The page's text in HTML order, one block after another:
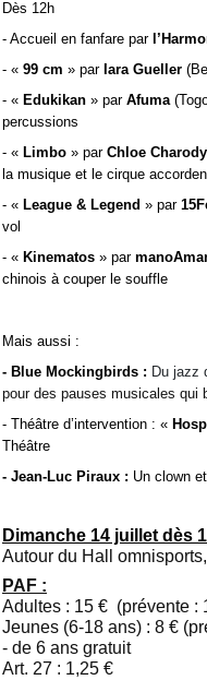
Dès 12h
- Accueil en fanfare par
- « 99 cm » par Iara Gueller
- « Edukikan » par Afuma
percussions
- « Limbo » par Chloe
la musique et le cirque
- « League & Legend » par
vol
- « Kinematos » par
chinois à couper le souffle
Mais aussi :
- Blue Mockingbirds : Du jazz
pour des pauses musicales qui
- Théâtre d’intervention : «
Théâtre
- Jean-Luc Piraux : Un clown
Dimanche 14 juillet dès
Autour du Hall
PAF :
Adultes : 15 € (prévente :
Jeunes (6-18 ans) : 8 €
- de 6 ans gratuit
Art. 27 : 1,25 €